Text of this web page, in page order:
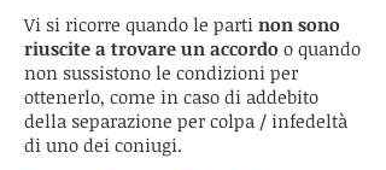
Vi si ricorre quando le parti non sono
riuscite a trovare un accordo o quando
non sussistono le condizioni per
ottenerlo, come in caso di addebito
della separazione per colpa / infedeltà
di uno dei coniugi.